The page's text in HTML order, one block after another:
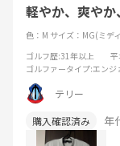
軽やか、爽や
色：M サイズ：MG(ミデ
ゴルフ歴:31年以上
ゴルファータイプ:エンジ
テリー
年